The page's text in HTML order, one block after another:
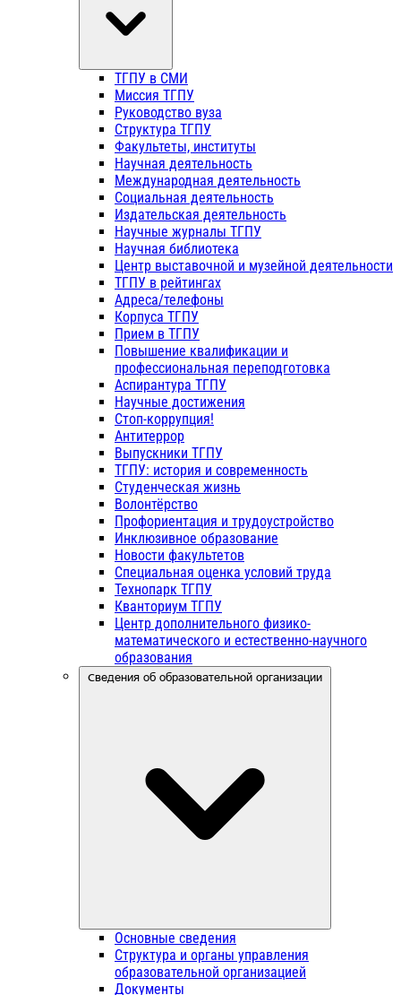
ТГПУ в СМИ
Миссия ТГПУ
Руководство вуза
Структура ТГПУ
Факультеты, институты
Научная деятельность
Международная деятельность
Социальная деятельность
Издательская деятельность
Научные журналы ТГПУ
Научная библиотека
Центр выставочной и музейной деятельности
ТГПУ в рейтингах
Адреса/телефоны
Корпуса ТГПУ
Прием в ТГПУ
Повышение квалификации и
профессиональная переподготовка
Аспирантура ТГПУ
Научные достижения
Стоп-коррупция!
Антитеррор
Выпускники ТГПУ
ТГПУ: история и современность
Студенческая жизнь
Волонтёрство
Профориентация и трудоустройство
Инклюзивное образование
Новости факультетов
Специальная оценка условий труда
Технопарк ТГПУ
Кванториум ТГПУ
Центр дополнительного физико-
математического и естественно-научного
образования
Сведения об образовательной организации
Основные сведения
Структура и органы управления
образовательной организацией
Документы